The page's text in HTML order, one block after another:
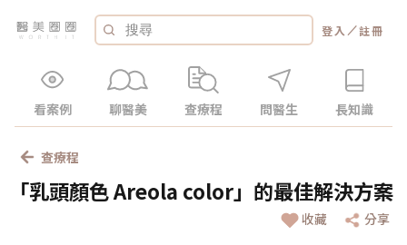
登入 ／註冊
看案例 聊醫美 查療程 問醫生 長知識
查療程
「乳頭顏色 Areola color」的最佳解決方案
收藏 分享